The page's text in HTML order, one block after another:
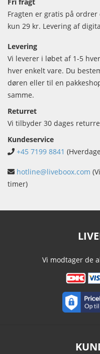
Fragten er gratis på
kun 29 kr. Levering af
Levering
Vi leverer i løbet af 1-5
hver enkelt vare. Du
døren eller til en
samme.
Returret
Vi tilbyder 30 dages
Kundeservice
+45 7199 8841
hotline@liveboox.com
timer)
Vi modtager de